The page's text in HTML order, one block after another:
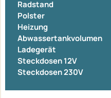
Radstand
Polster
Heizung
Abwassertankvolumen
Ladegerät
Steckdosen 12V
Steckdosen 230V